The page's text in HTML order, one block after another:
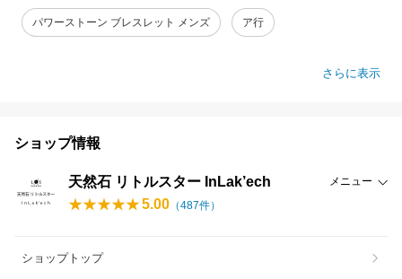
パワーストーン ブレスレット メンズ ア行
さらに表示
ショップ情報
天然石 リトルスター InLak’ech メニュー
5.00 （487件）
ショップトップ